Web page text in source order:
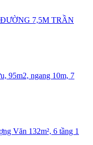
7,5M TRẦN
95m2, ngang 10m, 7
Văn 132m², 6 tầng 1